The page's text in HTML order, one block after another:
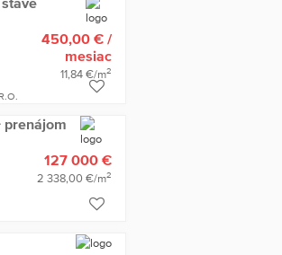
450,00 €/
mesiac
11,84 €/m2
prenájom
127 000 €
2 338,00 €/m2